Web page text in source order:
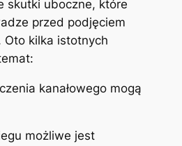
skutki uboczne, które⁣
przed ‍podjęciem
kilka istotnych
kanałowego mogą
możliwe jest